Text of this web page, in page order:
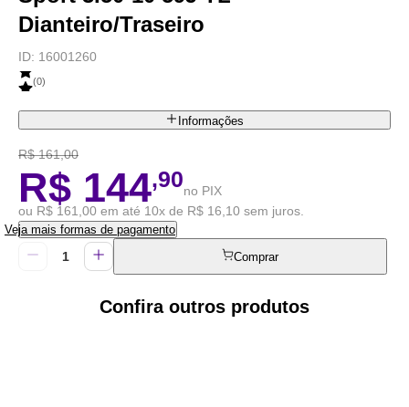
Dianteiro/Traseiro
ID: 16001260
(0)
Informações
R$ 161,00
R$ 144,90no PIX
ou R$ 161,00 em até 10x de R$ 16,10 sem juros.
Veja mais formas de pagamento
Comprar
Confira outros produtos